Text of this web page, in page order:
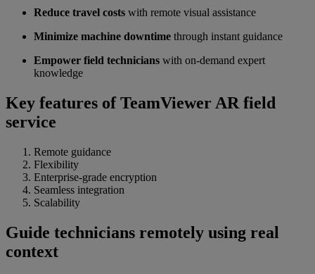
Reduce travel costs with remote visual assistance
Minimize machine downtime through instant guidance
Empower field technicians with on-demand expert
knowledge
Key features of TeamViewer AR field
service
Remote guidance
Flexibility
Enterprise-grade encryption
Seamless integration
Scalability
Guide technicians remotely using real
context